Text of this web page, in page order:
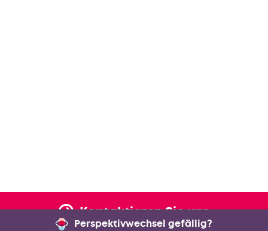
Perspektivwechsel gefällig?
Kontaktieren Sie uns